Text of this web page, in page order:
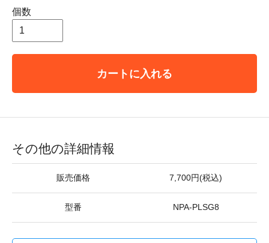
個数
カートに入れる
その他の詳細情報
販売価格 7,700円(税込)
型番 NPA-PLSG8